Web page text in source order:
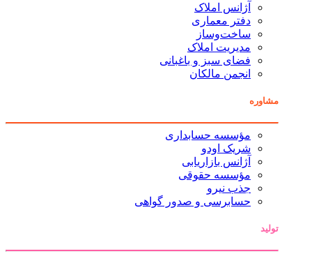
آژانس املاک
دفتر معماری
ساخت‌وساز
مدیریت املاک
فضای سبز و باغبانی
انجمن مالکان
مشاوره
مؤسسه حسابداری
شریک اودو
آژانس بازاریابی
مؤسسه حقوقی
جذب نیرو
حسابرسی و صدور گواهی
تولید